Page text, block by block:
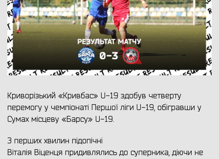
Криворізький «Кривбас» U-19 здобув четверту
перемогу у чемпіонаті Першої ліги U-19, обігравши у
Сумах місцеву «Барсу» U-19.
З перших хвилин підопічні
Віталія Віценця придивлялись до суперника, діючи не